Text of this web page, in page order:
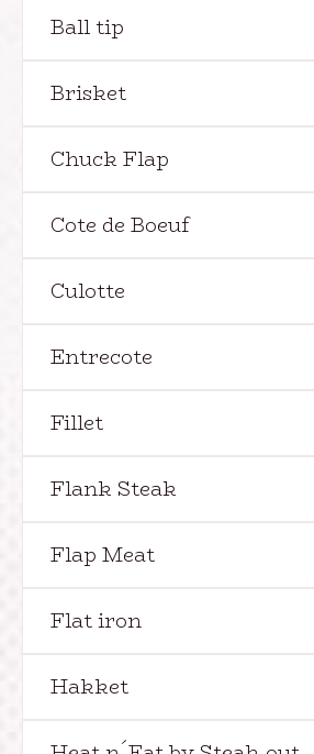
Ball tip
Brisket
Chuck Flap
Cote de Boeuf
Culotte
Entrecote
Fillet
Flank Steak
Flap Meat
Flat iron
Hakket